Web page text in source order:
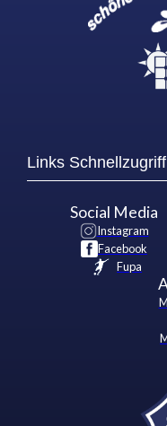
Links Schnellzugriff
Social Media
Instagram
Facebook
Fupa